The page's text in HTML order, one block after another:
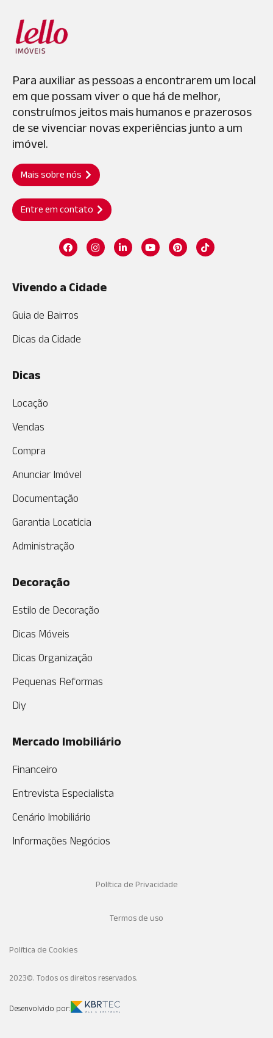
Para auxiliar as pessoas a encontrarem um local
em que possam viver o que há de melhor,
construímos jeitos mais humanos e prazerosos
de se vivenciar novas experiências junto a um
imóvel.
Mais sobre nós
Entre em contato
Vivendo a Cidade
Guia de Bairros
Dicas da Cidade
Dicas
Locação
Vendas
Compra
Anunciar Imóvel
Documentação
Garantia Locatícia
Administração
Decoração
Estilo de Decoração
Dicas Móveis
Dicas Organização
Pequenas Reformas
Diy
Mercado Imobiliário
Financeiro
Entrevista Especialista
Cenário Imobiliário
Informações Negócios
Política de Privacidade
Termos de uso
Política de Cookies
2023©. Todos os direitos reservados.
Desenvolvido por: